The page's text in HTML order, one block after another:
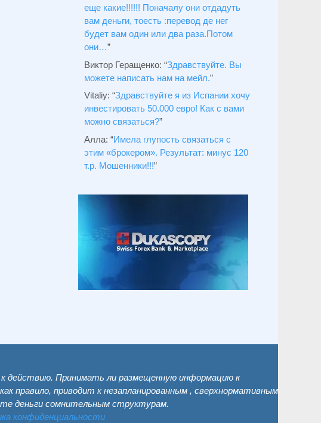
еще какие!!!!!! Поначалу они отдадуть
вам деньги, тоесть :перевод де нег
будет вам один или два раза.Потом
они…”
Виктор Геращенко: “Здравствуйте. Вы
можете написать нам на мейл.”
Vitaliy: “Здравствуйте я из Испании хочу
инвестировать 50.000 евро! Как с вами
можно связаться?”
Алла: “Имела глупость связаться с
этим «брокером». Результат: минус 120
т.р. Мошенники!!!”
действию. Принимать ли размещенную информацию к
правило, приводит к незапланированным , сверхнормативным
деньги сомнительным структурам.
конфиденциальности